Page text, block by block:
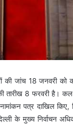
की जांच 18 जनवरी को
तारीख 8 फरवरी है।
नामांकन पत्र दाखिल
के मुख्य निर्वाचन